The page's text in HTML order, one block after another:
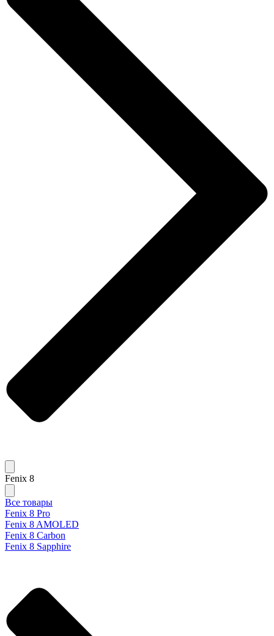
Fenix 8
Все товары
Fenix 8 Pro
Fenix 8 AMOLED
Fenix 8 Carbon
Fenix 8 Sapphire